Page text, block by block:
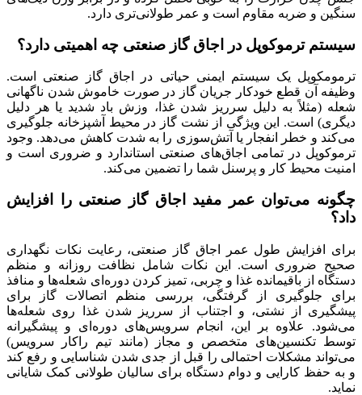
سنگین و ضربه مقاوم است و عمر طولانی‌تری دارد.
سیستم ترموکوپل در اجاق گاز صنعتی چه اهمیتی دارد؟
ترمومکوپل یک سیستم ایمنی حیاتی در اجاق گاز صنعتی است.
وظیفه آن قطع خودکار جریان گاز در صورت خاموش شدن ناگهانی
شعله (مثلاً به دلیل سرریز شدن غذا، وزش باد شدید یا هر دلیل
دیگری) است. این ویژگی از نشت گاز در محیط آشپزخانه جلوگیری
می‌کند و خطر انفجار یا آتش‌سوزی را به شدت کاهش می‌دهد. وجود
ترموکوپل در تمامی اجاق‌های صنعتی استاندارد و ضروری است و
امنیت محیط کار و پرسنل شما را تضمین می‌کند.
چگونه می‌توان عمر مفید اجاق گاز صنعتی را افزایش
داد؟
برای افزایش طول عمر اجاق گاز صنعتی، رعایت نکات نگهداری
صحیح ضروری است. این نکات شامل نظافت روزانه و منظم
دستگاه از باقیمانده غذا و چربی، تمیز کردن دوره‌ای شعله‌ها و منافذ
برای جلوگیری از گرفتگی، بررسی منظم اتصالات گاز برای
پیشگیری از نشتی، و اجتناب از سرریز شدن غذا روی شعله‌ها
می‌شود. علاوه بر این، انجام سرویس‌های دوره‌ای و پیشگیرانه
توسط تکنسین‌های متخصص و مجاز (مانند تیم راکار سرویس)
می‌تواند مشکلات احتمالی را قبل از جدی شدن شناسایی و رفع کند
و به حفظ کارایی و دوام دستگاه برای سالیان طولانی کمک شایانی
نماید.